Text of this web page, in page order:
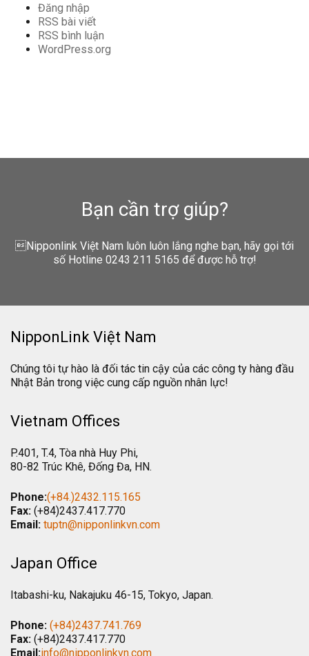
Đăng nhập
RSS bài viết
RSS bình luận
WordPress.org
Bạn cần trợ giúp?
Nipponlink Việt Nam luôn luôn lắng nghe bạn, hãy gọi tới
số Hotline 0243 211 5165 để được hỗ trợ!
NipponLink Việt Nam
Chúng tôi tự hào là đối tác tin cậy của các công ty hàng đầu
Nhật Bản trong việc cung cấp nguồn nhân lực!
Vietnam Offices
P.401, T.4, Tòa nhà Huy Phi,
80-82 Trúc Khê, Đống Đa, HN.
Phone:(+84.)2432.115.165
Fax: (+84)2437.417.770
Email: tuptn@nipponlinkvn.com
Japan Office
Itabashi-ku, Nakajuku 46-15, Tokyo, Japan.
Phone: (+84)2437.741.769
Fax: (+84)2437.417.770
Email:info@nipponlinkvn.com